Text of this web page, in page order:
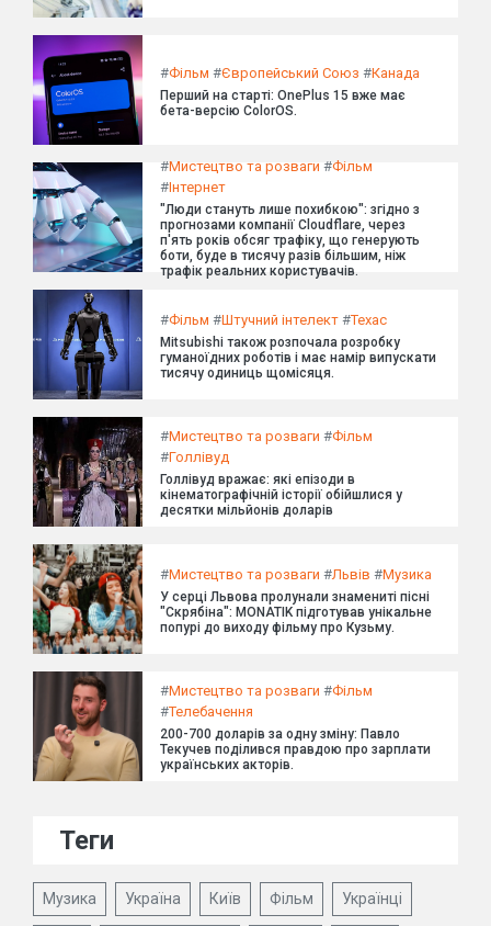
#Фільм #Європейський Союз #Канада
Перший на старті: OnePlus 15 вже має
бета-версію ColorOS.
#Мистецтво та розваги #Фільм
#Інтернет
"Люди стануть лише похибкою": згідно з
прогнозами компанії Cloudflare, через
п'ять років обсяг трафіку, що генерують
боти, буде в тисячу разів більшим, ніж
трафік реальних користувачів.
#Фільм #Штучний інтелект #Техас
Mitsubishi також розпочала розробку
гуманоїдних роботів і має намір випускати
тисячу одиниць щомісяця.
#Мистецтво та розваги #Фільм
#Голлівуд
Голлівуд вражає: які епізоди в
кінематографічній історії обійшлися у
десятки мільйонів доларів
#Мистецтво та розваги #Львів #Музика
У серці Львова пролунали знамениті пісні
"Скрябіна": MONATIK підготував унікальне
попурі до виходу фільму про Кузьму.
#Мистецтво та розваги #Фільм
#Телебачення
200-700 доларів за одну зміну: Павло
Текучев поділився правдою про зарплати
українських акторів.
Теги
Музика Україна Київ Фільм Українці